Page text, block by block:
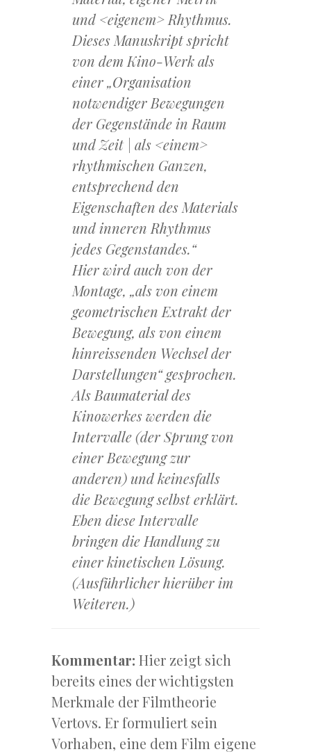
und <eigenem> Rhythmus.
Dieses Manuskript spricht
von dem Kino-Werk als
einer „Organisation
notwendiger Bewegungen
der Gegenstände in Raum
und Zeit | als <einem>
rhythmischen Ganzen,
entsprechend den
Eigenschaften des Materials
und inneren Rhythmus
jedes Gegenstandes.“
Hier wird auch von der
Montage, „als von einem
geometrischen Extrakt der
Bewegung, als von einem
hinreissenden Wechsel der
Darstellungen“ gesprochen.
Als Baumaterial des
Kinowerkes werden die
Intervalle (der Sprung von
einer Bewegung zur
anderen) und keinesfalls
die Bewegung selbst erklärt.
Eben diese Intervalle
bringen die Handlung zu
einer kinetischen Lösung.
(Ausführlicher hierüber im
Weiteren.)
Kommentar: Hier zeigt sich
bereits eines der wichtigsten
Merkmale der Filmtheorie
Vertovs. Er formuliert sein
Vorhaben, eine dem Film eigene